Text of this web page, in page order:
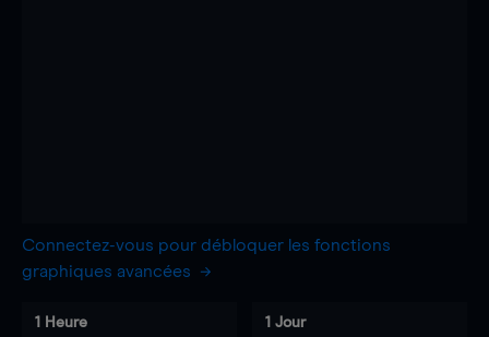
Connectez-vous pour débloquer les fonctions
graphiques avancées
1 Heure 1 Jour